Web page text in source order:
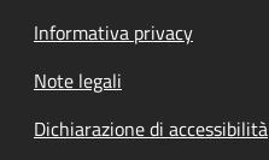
Informativa privacy
Note legali
Dichiarazione di accessibilità